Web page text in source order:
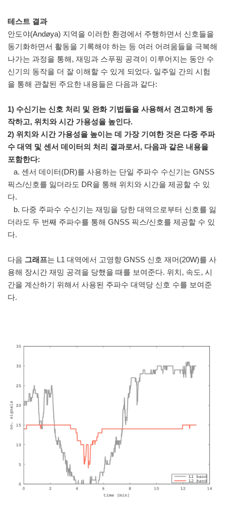
테스트 결과
안도야(Andøya) 지역을 이러한 환경에서 주행하면서 신호들을
동기화하면서 활동을 기록해야 하는 등 여러 어려움들을 극복해
나가는 과정을 통해, 재밍과 스푸핑 공격이 이루어지는 동안 수
신기의 동작을 더 잘 이해할 수 있게 되었다. 일주일 간의 시험
을 통해 관찰된 주요한 내용들은 다음과 같다:
1) 수신기는 신호 처리 및 완화 기법들을 사용해서 견고하게 동
작하고, 위치와 시간 가용성을 높인다.
2) 위치와 시간 가용성을 높이는 데 가장 기여한 것은 다중 주파
수 대역 및 센서 데이터의 처리 결과로서, 다음과 같은 내용을
포함한다:
a. 센서 데이터(DR)를 사용하는 단일 주파수 수신기는 GNSS
픽스/신호를 잃더라도 DR을 통해 위치와 시간을 제공할 수 있
다.
b. 다중 주파수 수신기는 재밍을 당한 대역으로부터 신호를 잃
더라도 두 번째 주파수를 통해 GNSS 픽스/신호를 제공할 수 있
다.
다음 그래프는 L1 대역에서 고영향 GNSS 신호 재머(20W)를 사
용해 장시간 재밍 공격을 당했을 때를 보여준다. 위치, 속도, 시
간을 계산하기 위해서 사용된 주파수 대역당 신호 수를 보여준
다.